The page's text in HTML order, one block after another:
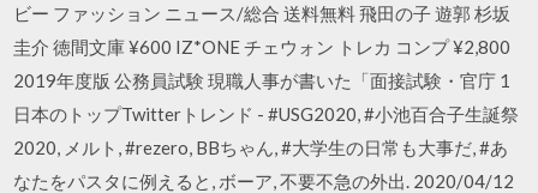
ビー ファッション ニュース/総合 送料無料 飛田の子 遊郭 杉坂
圭介 徳間文庫 ¥600 IZ*ONE チェウォン トレカ コンプ ¥2,800
2019年度版 公務員試験 現職人事が書いた「面接試験・官庁 1
日本のトップTwitterトレンド - #USG2020, #小池百合子生誕祭
2020, メルト, #rezero, BBちゃん, #大学生の日常も大事だ, #あ
なたをパスタに例えると, ボーア, 不要不急の外出. 2020/04/12